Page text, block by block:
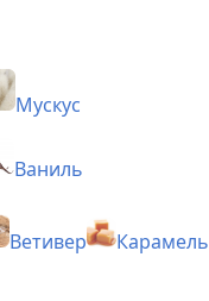
Мускус
Ваниль
Ветивер Карамель